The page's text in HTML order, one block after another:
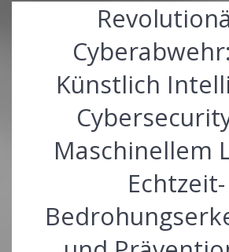
Künstlich
Maschinellem
Echtzeit-